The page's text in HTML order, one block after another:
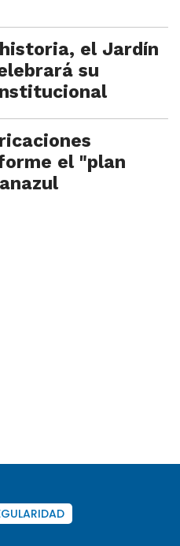
el Jardín
su
el "plan